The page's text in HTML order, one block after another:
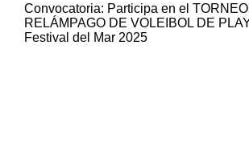
Convocatoria: Participa en el TORNEO
RELÁMPAGO DE VOLEIBOL DE
Festival del Mar 2025